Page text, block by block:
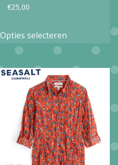
€25,00
Opties selecteren
meerdere
variaties.
Deze
optie
kan
gekozen